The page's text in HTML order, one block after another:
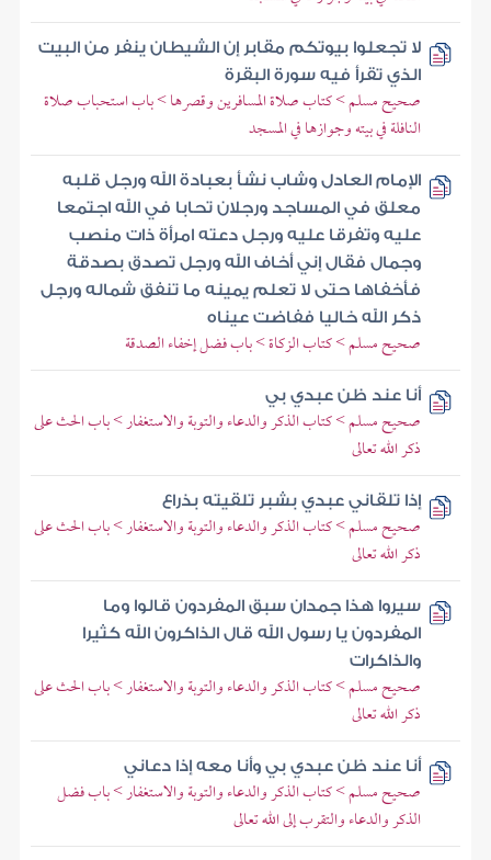
لا تجعلوا بيوتكم مقابر إن الشيطان ينفر من البيت
الذي تقرأ فيه سورة البقرة
صحيح مسلم > كتاب صلاة المسافرين وقصرها > باب استحباب صلاة
النافلة في بيته وجوازها في المسجد
الإمام العادل وشاب نشأ بعبادة الله ورجل قلبه
معلق في المساجد ورجلان تحابا في الله اجتمعا
عليه وتفرقا عليه ورجل دعته امرأة ذات منصب
وجمال فقال إني أخاف الله ورجل تصدق بصدقة
فأخفاها حتى لا تعلم يمينه ما تنفق شماله ورجل
ذكر الله خاليا ففاضت عيناه
صحيح مسلم > كتاب الزكاة > باب فضل إخفاء الصدقة
أنا عند ظن عبدي بي
صحيح مسلم > كتاب الذكر والدعاء والتوبة والاستغفار > باب الحث على
ذكر الله تعالى
إذا تلقاني عبدي بشبر تلقيته بذراع
صحيح مسلم > كتاب الذكر والدعاء والتوبة والاستغفار > باب الحث على
ذكر الله تعالى
سيروا هذا جمدان سبق المفردون قالوا وما
المفردون يا رسول الله قال الذاكرون الله كثيرا
والذاكرات
صحيح مسلم > كتاب الذكر والدعاء والتوبة والاستغفار > باب الحث على
ذكر الله تعالى
أنا عند ظن عبدي بي وأنا معه إذا دعاني
صحيح مسلم > كتاب الذكر والدعاء والتوبة والاستغفار > باب فضل
الذكر والدعاء والتقرب إلى الله تعالى